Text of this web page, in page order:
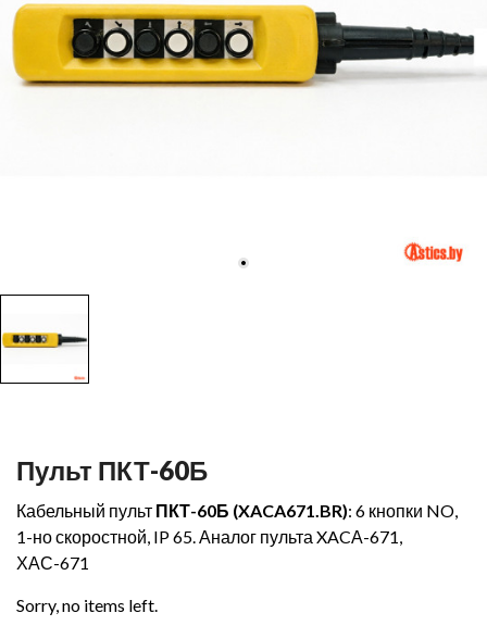
Пульт ПКТ-60Б
Кабельный пульт ПКТ-60Б (XACA671.BR): 6 кнопки NO,
1-но скоростной, IP 65. Аналог пульта XACА-671,
ХАС-671
Sorry, no items left.